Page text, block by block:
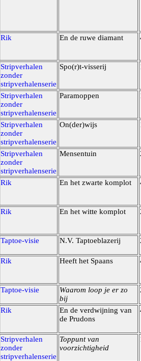
Rik En de ruwe diamant
Stripverhalen
zonder
stripverhalenserie
Spo(r)t-visserij
Stripverhalen
zonder
stripverhalenserie
Paramoppen
Stripverhalen
zonder
stripverhalenserie
On(der)wijs
Stripverhalen
zonder
stripverhalenserie
Mensentuin
Rik En het zwarte komplot
Rik En het witte komplot
Taptoe-visie N.V. Taptoeblazerij
Rik Heeft het Spaans
Taptoe-visie
Waarom loop je er zo
bij
Rik
En de verdwijning van
de Prudons
Stripverhalen
zonder
stripverhalenserie
Toppunt van
voorzichtigheid